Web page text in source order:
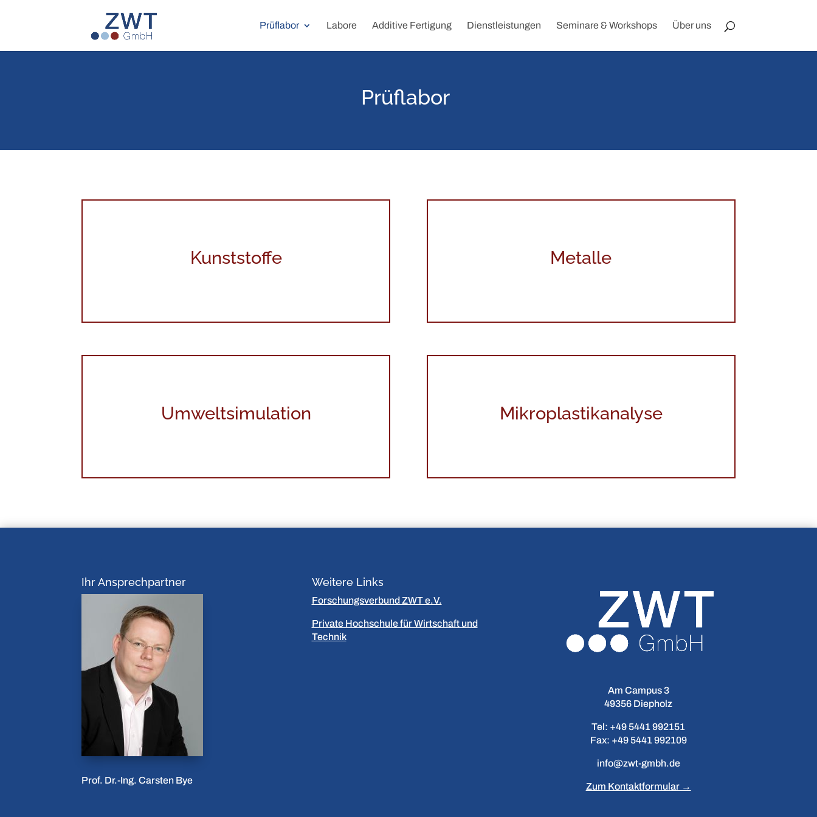
Prüflabor Labore Additive Fertigung Dienstleistungen Seminare & Workshops Über uns
Prüflabor
Kunststoffe Metalle
Umweltsimulation Mikroplastikanalyse
Ihr Ansprechpartner
Prof. Dr.-Ing. Carsten Bye
Weitere Links
Forschungsverbund ZWT e.V.
Private Hochschule für Wirtschaft und
Technik
Am Campus 3
49356 Diepholz
Tel: +49 5441 992151
Fax: +49 5441 992109
info@zwt-gmbh.de
Zum Kontaktformular →